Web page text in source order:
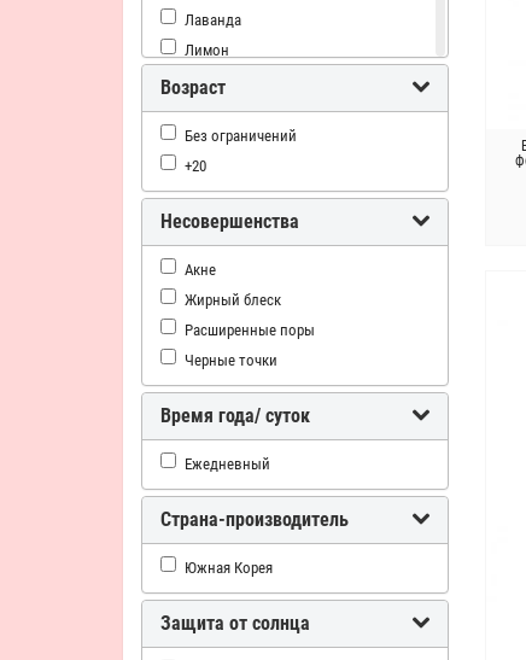
Лаванда
Лимон
Манго
Морские водоросли
Олива
Розмарин
Салициловая (BHA) кислота
Центелла Азиатская
Экстракты цветов
Яблоко
PHA-кислота
Возраст
Без ограничений
+20
Несовершенства
Акне
Жирный блеск
Расширенные поры
Черные точки
Время года/ суток
Ежедневный
Страна-производитель
Южная Корея
Защита от солнца